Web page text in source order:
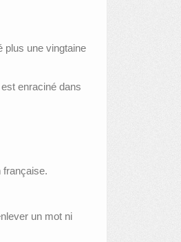
plus une vingtaine
enraciné dans
française.
un mot ni